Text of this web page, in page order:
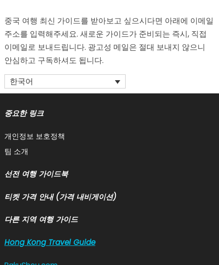
중국 여행 최신 가이드를 받아보고 싶으시다면 아래에 이메일
주소를 입력해주세요. 새로운 가이드가 준비되는 즉시, 직접
이메일로 보내드립니다. 광고성 메일은 절대 보내지 않으니
안심하고 구독하셔도 됩니다.
한국어
중요한 링크
개인정보 보호정책
팀 소개
선전 여행 가이드북
티켓 가격 안내 (가격 내비게이션)
다른 지역 여행 가이드
Hong Kong Travel Guide